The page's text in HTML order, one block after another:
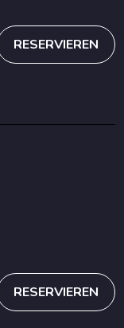
RESERVIEREN
RESERVIEREN